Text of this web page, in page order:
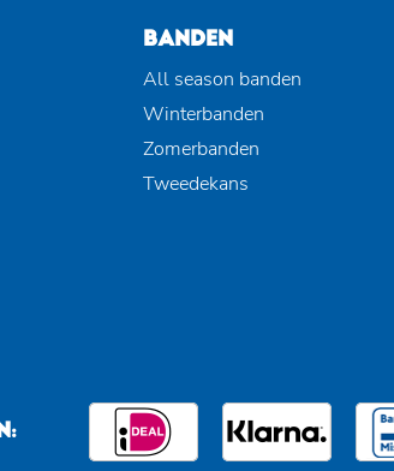
BANDEN
All season banden
Winterbanden
Zomerbanden
Tweedekans